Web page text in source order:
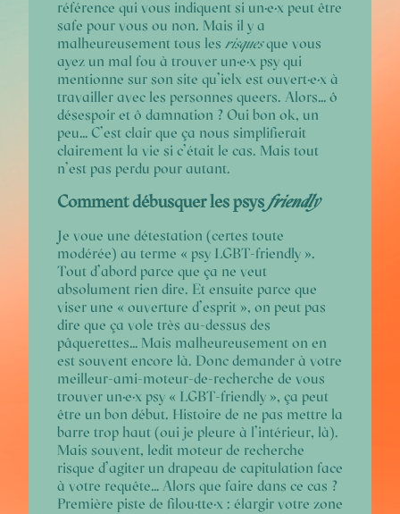
référence qui vous indiquent si un·e·x peut être
safe pour vous ou non. Mais il y a
malheureusement tous les risquesque vous
ayez un mal fou à trouver un·e·x psy qui
mentionne sur son site qu’ielx est ouvert·e·x à
travailler avec les personnes queers. Alors… ô
désespoir et ô damnation ? Oui bon ok, un
peu… C’est clair que ça nous simplifierait
clairement la vie si c’était le cas. Mais tout
n’est pas perdu pour autant.
Comment débusquer les psys friendly
Je voue une détestation (certes toute
modérée) au terme « psy LGBT-friendly ».
Tout d’abord parce que ça ne veut
absolument rien dire. Et ensuite parce que
viser une « ouverture d’esprit », on peut pas
dire que ça vole très au-dessus des
pâquerettes… Mais malheureusement on en
est souvent encore là. Donc demander à votre
meilleur-ami-moteur-de-recherche de vous
trouver un·e·x psy « LGBT-friendly », ça peut
être un bon début. Histoire de ne pas mettre la
barre trop haut (oui je pleure à l’intérieur, là).
Mais souvent, ledit moteur de recherche
risque d’agiter un drapeau de capitulation face
à votre requête… Alors que faire dans ce cas ?
Première piste de filou·tte·x : élargir votre zone